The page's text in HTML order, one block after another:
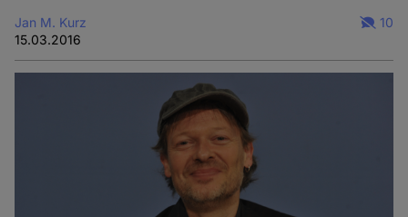
Jan M. Kurz
15.03.2016
10